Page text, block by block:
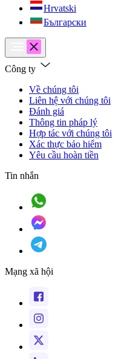
Hrvatski
Български
Công ty
Về chúng tôi
Liên hệ với chúng tôi
Đánh giá
Thông tin pháp lý
Hợp tác với chúng tôi
Xác thực bảo hiểm
Yêu cầu hoàn tiền
Tin nhắn
Mạng xã hội